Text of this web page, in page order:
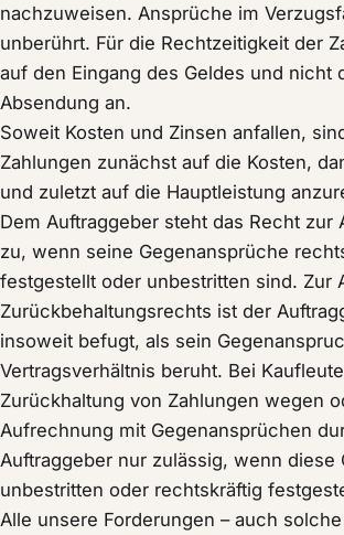
nachzuweisen. Ansprüche im
unberührt. Für die Rechtzeitigkeit der
auf den Eingang des Geldes und nicht
Absendung an.
Soweit Kosten und Zinsen anfallen,
Zahlungen zunächst auf die Kosten,
und zuletzt auf die Hauptleistung
Dem Auftraggeber steht das Recht zur
zu, wenn seine Gegenansprüche
festgestellt oder unbestritten sind. Zur
Zurückbehaltungsrechts ist der
insoweit befugt, als sein
Vertragsverhältnis beruht. Bei
Zurückhaltung von Zahlungen wegen
Aufrechnung mit Gegenansprüchen
Auftraggeber nur zulässig, wenn diese
unbestritten oder rechtskräftig
Alle unsere Forderungen – auch